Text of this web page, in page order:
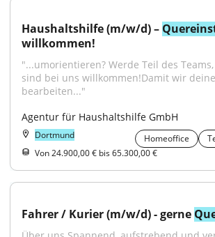
Haushaltshilfe (m/w/d) –
willkommen!
"...umorientieren? Werde Teil des Teams,
sind bei uns willkommen!Damit wir
bearbeiten..."
Agentur für Haushaltshilfe GmbH
Dortmund Homeoffice
Von 24.900,00 € bis 65.300,00 €
Fahrer / Kurier (m/w/d) - gerne